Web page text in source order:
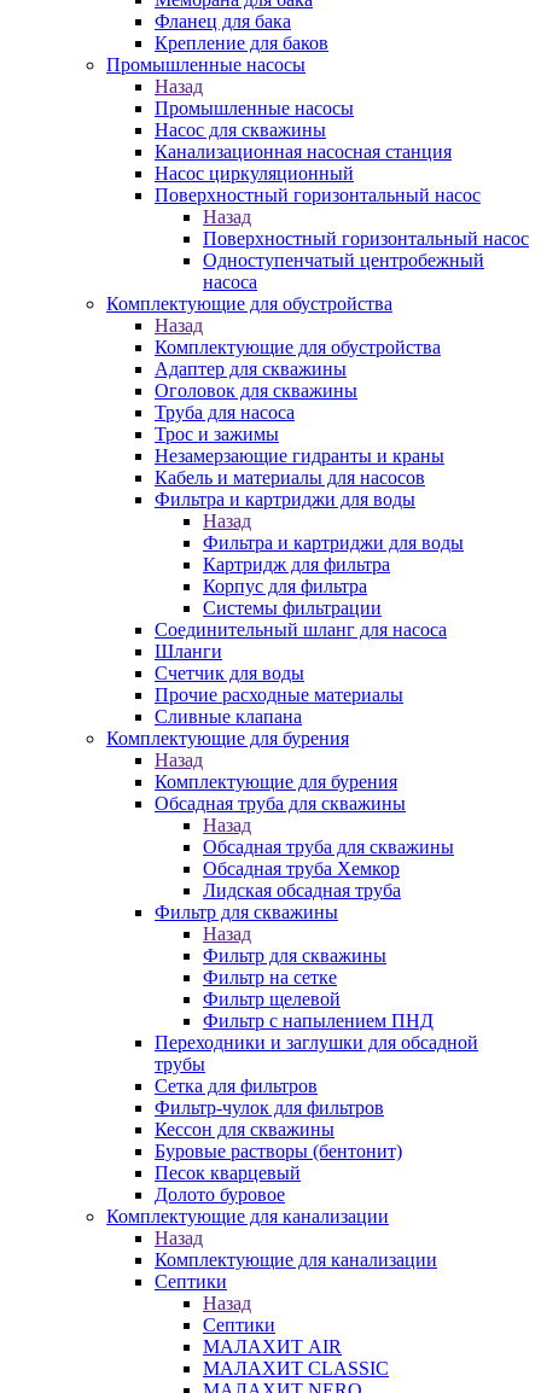
Фланец для бака
Крепление для баков
Промышленные насосы
Назад
Промышленные насосы
Насос для скважины
Канализационная насосная станция
Насос циркуляционный
Поверхностный горизонтальный насос
Назад
Поверхностный горизонтальный насос
Одноступенчатый центробежный
насоса
Комплектующие для обустройства
Назад
Комплектующие для обустройства
Адаптер для скважины
Оголовок для скважины
Труба для насоса
Трос и зажимы
Незамерзающие гидранты и краны
Кабель и материалы для насосов
Фильтра и картриджи для воды
Назад
Фильтра и картриджи для воды
Картридж для фильтра
Корпус для фильтра
Системы фильтрации
Соединительный шланг для насоса
Шланги
Счетчик для воды
Прочие расходные материалы
Сливные клапана
Комплектующие для бурения
Назад
Комплектующие для бурения
Обсадная труба для скважины
Назад
Обсадная труба для скважины
Обсадная труба Хемкор
Лидская обсадная труба
Фильтр для скважины
Назад
Фильтр для скважины
Фильтр на сетке
Фильтр щелевой
Фильтр с напылением ПНД
Переходники и заглушки для обсадной
трубы
Сетка для фильтров
Фильтр-чулок для фильтров
Кессон для скважины
Буровые растворы (бентонит)
Песок кварцевый
Долото буровое
Комплектующие для канализации
Назад
Комплектующие для канализации
Септики
Назад
Септики
МАЛАХИТ AIR
МАЛАХИТ CLASSIC